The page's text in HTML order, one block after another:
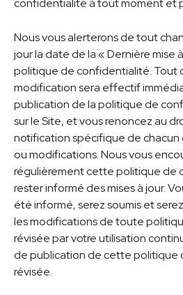
confidentialité à tout moment et
Nous vous alerterons de tout
jour la date de la « Dernière mise
politique de confidentialité. Tout
modification sera effectif
publication de la politique de
sur le Site, et vous renoncez au
notification spécifique de
ou modifications. Nous vous
régulièrement cette politique de
rester informé des mises à jour.
été informé, serez soumis et
les modifications de toute
révisée par votre utilisation
de publication de cette politique
révisée.